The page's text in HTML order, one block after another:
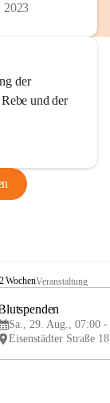
2023
der
und der
WochenVeranstaltung
Sa., 29. Aug., 07:00 -